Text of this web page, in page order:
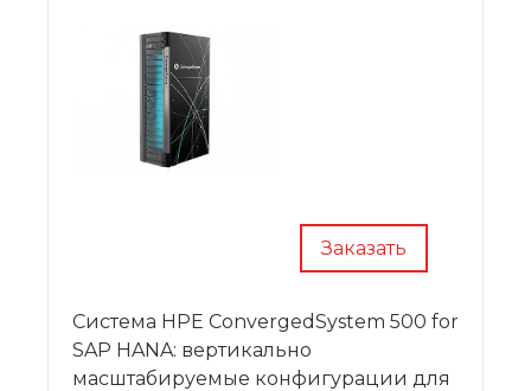
Заказать
Система HPE ConvergedSystem 500 for
SAP HANA: вертикально
масштабируемые конфигурации для